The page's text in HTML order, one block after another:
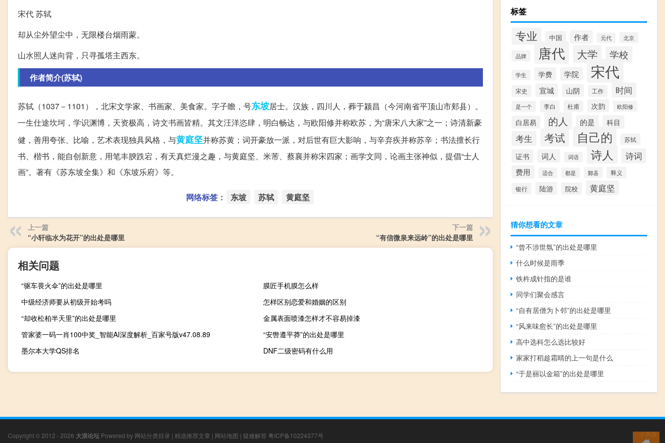
宋代 苏轼
却从尘外望尘中，无限楼台烟雨蒙。
山水照人迷向背，只寻孤塔主西东。
作者简介(苏轼)
苏轼（1037－1101），北宋文学家、书画家、美食家。字子瞻，号东坡居士。汉族，四川人，葬于颍昌（今河南省平顶山市郏县）。
一生仕途坎坷，学识渊博，天资极高，诗文书画皆精。其文汪洋恣肆，明白畅达，与欧阳修并称欧苏，为“唐宋八大家”之一；诗清新豪
健，善用夸张、比喻，艺术表现独具风格，与黄庭坚并称苏黄；词开豪放一派，对后世有巨大影响，与辛弃疾并称苏辛；书法擅长行
书、楷书，能自创新意，用笔丰腴跌宕，有天真烂漫之趣，与黄庭坚、米芾、蔡襄并称宋四家；画学文同，论画主张神似，提倡“士人
画”。著有《苏东坡全集》和《东坡乐府》等。
网络标签： 东坡 苏轼 黄庭坚
上一篇
“小轩临水为花开”的出处是哪里
下一篇
“有信微泉来远岭”的出处是哪里
相关问题
“驱车畏火伞”的出处是哪里
膜匠手机膜怎么样
中级经济师要从初级开始考吗
怎样区别恋爱和婚姻的区别
“却收松柏半天里”的出处是哪里
金属表面喷漆怎样才不容易掉漆
管家婆一码一肖100中奖_智能AI深度解析_百家号版v47.08.89
“安辔遵平莽”的出处是哪里
墨尔本大学QS排名
DNF二级密码有什么用
标签
专业 中国 作者 元代 北京
品牌 唐代 大学 学校
学生 学费 学院 宋代
宋史 宣城 山阴 工作 时间
是一个 李白 杜甫 次韵 欧阳修
白居易 的人 的是 科目
考生 考试 自己的 苏轼
证书 词人 词语 诗人 诗词
费用 适合 都是 鄞县 释义
银行 陆游 院校 黄庭坚
猜你想看的文章
“曾不涉世氛”的出处是哪里
什么时候是雨季
铁杵成针指的是谁
同学们聚会感言
“自有居僧为卜邻”的出处是哪里
“风来味愈长”的出处是哪里
高中选科怎么选比较好
家家打稻趁霜晴的上一句是什么
“于是丽以金箱”的出处是哪里
Copyright © 2012 - 2026 大浪论坛 Powered by 网站分类目录 | 精选推荐文章 | 网站地图 | 疑难解答 粤ICP备10224377号
小男孩